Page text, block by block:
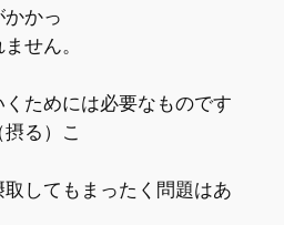
かっ
せん。
ためには必要なものです
る）こ
してもまったく問題はあ